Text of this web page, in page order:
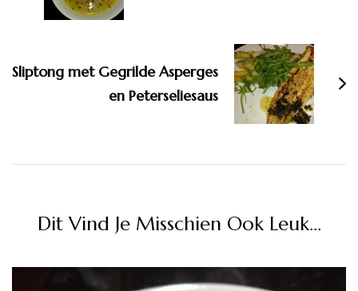
Sliptong met Gegrilde Asperges
en Peterseliesaus
Dit Vind Je Misschien Ook Leuk...